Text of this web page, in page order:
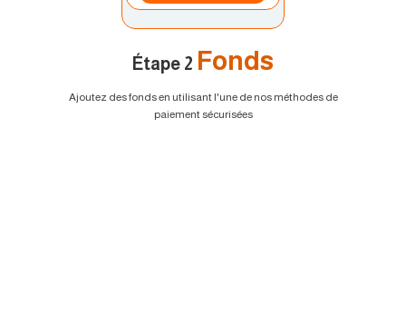
Étape 2 Fonds
Ajoutez des fonds en utilisant l'une de nos méthodes de
paiement sécurisées